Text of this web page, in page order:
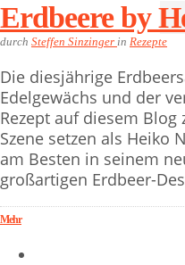
Erdbeere by
durch Steffen Sinzinger in Rezepte
Die diesjährige
Edelgewächs und der
Rezept auf diesem
Szene setzen als Heiko
am Besten in seinem
großartigen Erdbeer-
Mehr